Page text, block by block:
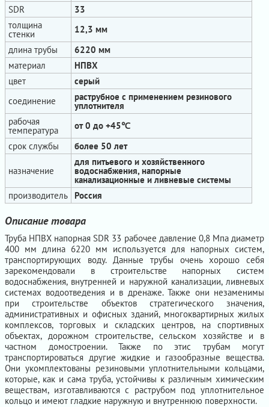
SDR
33
толщина
стенки
12,3 мм
длина трубы
6220 мм
материал
НПВХ
цвет
серый
соединение
раструбное с применением резинового
уплотнителя
рабочая
температура
от 0 до +45℃
срок службы
более 50 лет
назначение
для питьевого и хозяйственного
водоснабжения, напорные
канализационные и ливневые системы
производитель
Россия
Описание товара
Труба НПВХ напорная SDR 33 рабочее давление 0,8 Мпа диаметр
400 мм длина 6220 мм используется для напорных систем,
транспортирующих воду. Данные трубы очень хорошо себя
зарекомендовали в строительстве напорных систем
водоснабжения, внутренней и наружной канализации, ливневых
системах водоотведения и в дренаже. Также они незаменимы
при строительстве объектов стратегического значения,
административных и офисных зданий, многоквартирных жилых
комплексов, торговых и складских центров, на спортивных
объектах, дорожном строительстве, сельском хозяйстве и в
частном домостроении. Также по этис трубам могут
транспортироваться другие жидкие и газообразные вещества.
Они укомплектованы резиновыми уплотнительными кольцами,
которые, как и сама труба, устойчивы к различным химическим
веществам, изготавливаются с раструбом под уплотнительное
кольцо и имеют гладкие наружную и внутреннюю поверхности.